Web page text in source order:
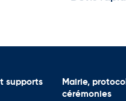
une sélection complète
à l’affichage extérieur
supports
Mairie,
cérémonies